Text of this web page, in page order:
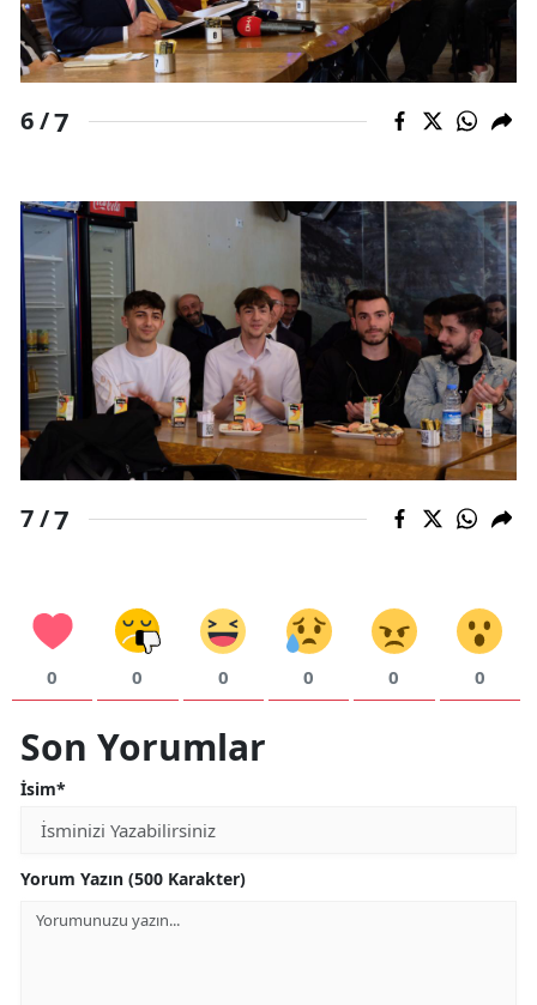
6 /7
7 /7
0 0 0 0 0 0
Son Yorumlar
İsim*
Yorum Yazın (500 Karakter)